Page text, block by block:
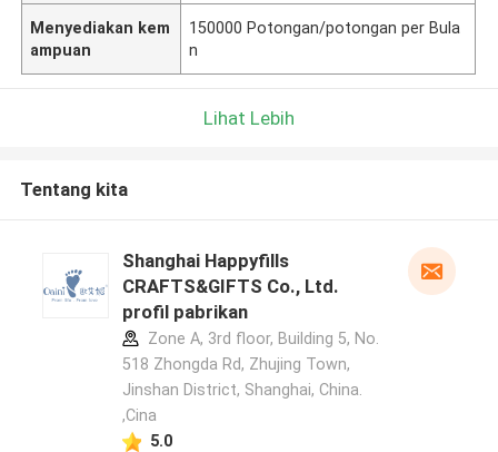
Menyediakan kem
ampuan
150000 Potongan/potongan per Bula
n
Lihat Lebih
Tentang kita
Shanghai Happyfills
CRAFTS&GIFTS Co., Ltd.
profil pabrikan
Zone A, 3rd floor, Building 5, No.
518 Zhongda Rd, Zhujing Town,
Jinshan District, Shanghai, China.
,Cina
5.0